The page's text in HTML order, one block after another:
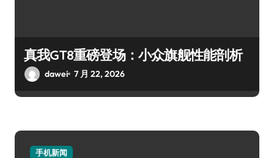
真我GT8重磅登场：小众旗舰性能剖析
dawei 7 月 22, 2026
手机新闻